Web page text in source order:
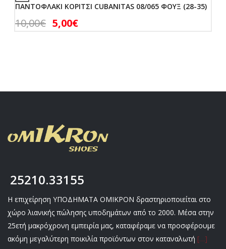
ΠΑΝΤΟΦΛΑΚΙ ΚΟΡΙΤΣΙ CUBANITAS 08/065 ΦΟΥΞ (28-35)
10,00€ 5,00€
25210.33155
Η επιχείρηση ΥΠΟΔΗΜΑΤΑ ΟΜΙΚΡΟΝ δραστηριοποιείται στο
χώρο λιανικής πώλησης υποδημάτων από το 2000. Μέσα στην
25ετή μακρόχρονη εμπειρία μας, καταφέραμε να προσφέρουμε
ακόμη μεγαλύτερη ποικιλία προϊόντων στον καταναλωτή […]